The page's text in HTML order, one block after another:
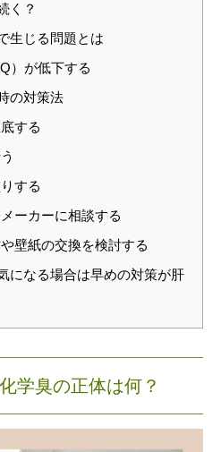
く？
生じる問題とは
）が低下する
の対策法
する
する
ーカーに相談する
壁紙の交換を検討する
になる場合は早めの対策が肝
学臭の正体は何？